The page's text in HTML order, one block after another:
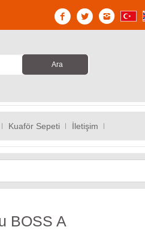
Kuaför Sepeti İletişim
BOSS A